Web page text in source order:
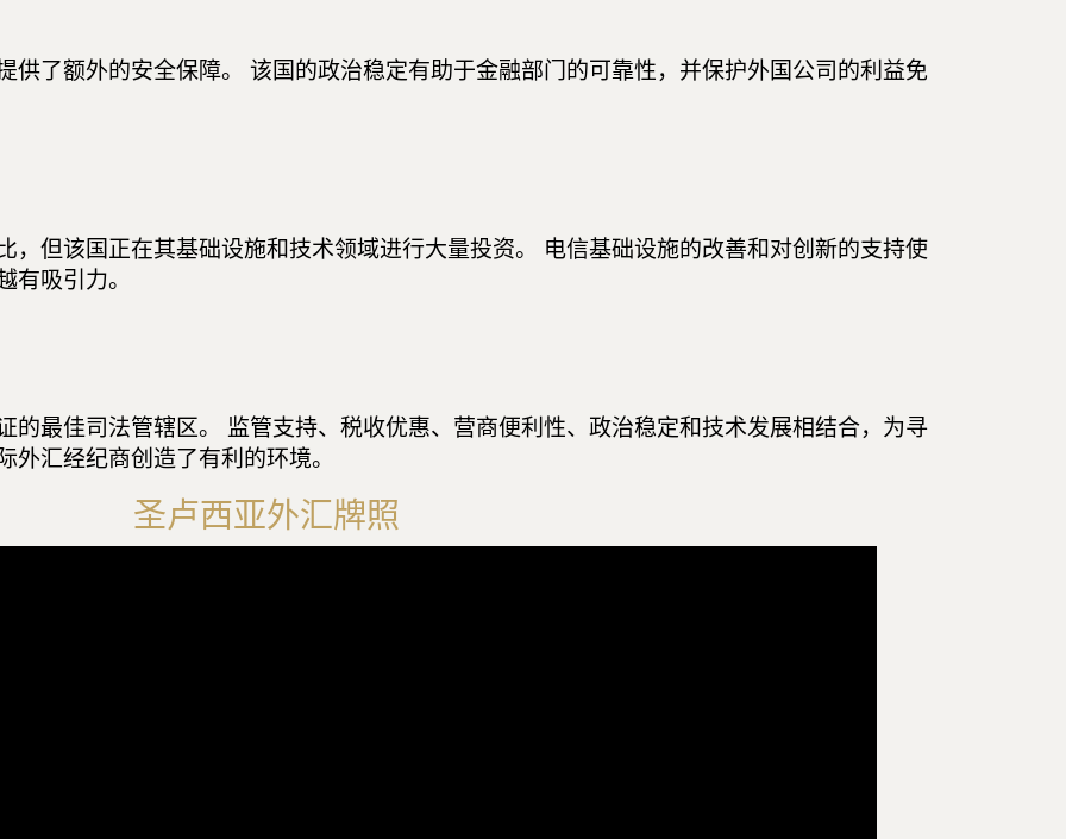
供了额外的安全保障。 该国的政治稳定有助于金融部门的可靠性，并保护外国公司的利益免
，但该国正在其基础设施和技术领域进行大量投资。 电信基础设施的改善和对创新的支持使
有吸引力。
的最佳司法管辖区。 监管支持、税收优惠、营商便利性、政治稳定和技术发展相结合，为寻
汇经纪商创造了有利的环境。
圣卢西亚外汇牌照